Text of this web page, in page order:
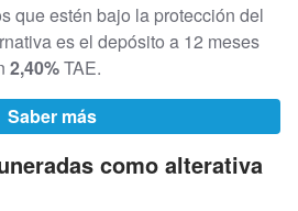
que estén bajo la protección del
es el depósito a 12 meses
2,40%TAE.
Saber más
como alterativa